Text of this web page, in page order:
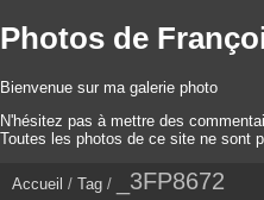
Photos de
Bienvenue sur ma galerie photo
N'hésitez pas à mettre des
Toutes les photos de ce site ne sont
Accueil / Tag / _3FP8672